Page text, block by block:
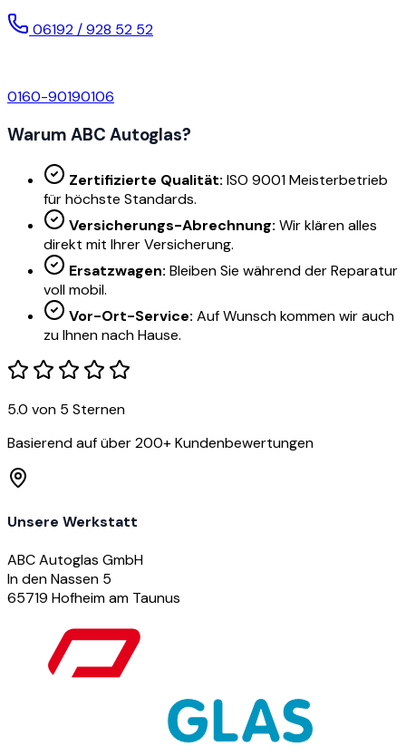
06192 / 928 52 52
0160-90190106
Warum ABC Autoglas?
Zertifizierte Qualität: ISO 9001 Meisterbetrieb
für höchste Standards.
Versicherungs-Abrechnung: Wir klären alles
direkt mit Ihrer Versicherung.
Ersatzwagen: Bleiben Sie während der Reparatur
voll mobil.
Vor-Ort-Service: Auf Wunsch kommen wir auch
zu Ihnen nach Hause.
5.0 von 5 Sternen
Basierend auf über 200+ Kundenbewertungen
Unsere Werkstatt
ABC Autoglas GmbH
In den Nassen 5
65719 Hofheim am Taunus